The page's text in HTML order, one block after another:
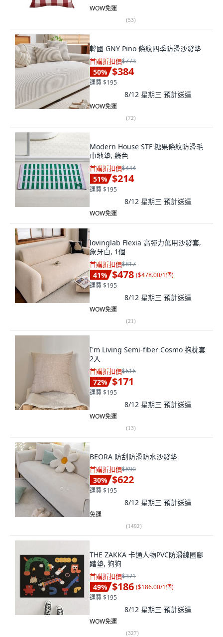
WOW免運
(53)
韓國 GNY Pino 條紋四季防滑沙發墊
首購折扣價$773
50% $384
運費 $195
8/12 星期三 預計送達
WOW免運
(72)
Modern House STF 糖果條紋防滑毛
巾地墊, 綠色
首購折扣價$444
51% $214
運費 $195
8/12 星期三 預計送達
WOW免運
lovinglab Flexia 高彈力萬用沙發套,
象牙白, 1個
首購折扣價$817
41% $478 ($478.00/1個)
運費 $195
8/12 星期三 預計送達
WOW免運
(21)
I'm Living Semi-fiber Cosmo 抱枕套
2入
首購折扣價$616
72% $171
運費 $195
8/12 星期三 預計送達
WOW免運
(13)
BEORA 防刮防滑防水沙發墊
首購折扣價$890
30% $622
運費 $195
8/12 星期三 預計送達
免運
(1492)
THE ZAKKA 卡通人物PVC防滑線圈腳
踏墊, 狗狗
首購折扣價$371
49% $186 ($186.00/1個)
運費 $195
8/12 星期三 預計送達
WOW免運
(327)